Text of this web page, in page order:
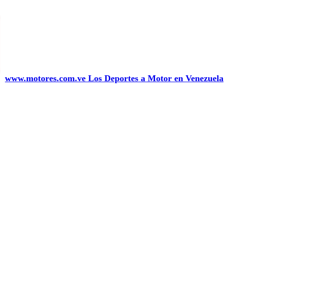
www.motores.com.ve Los Deportes a Motor en Venezuela